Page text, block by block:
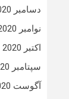
دسامبر 2020
نوامبر 2020
اکتبر 2020
سپتامبر 2020
آگوست 2020